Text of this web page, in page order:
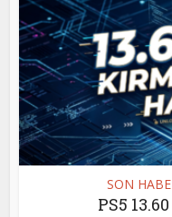
SON
PS5